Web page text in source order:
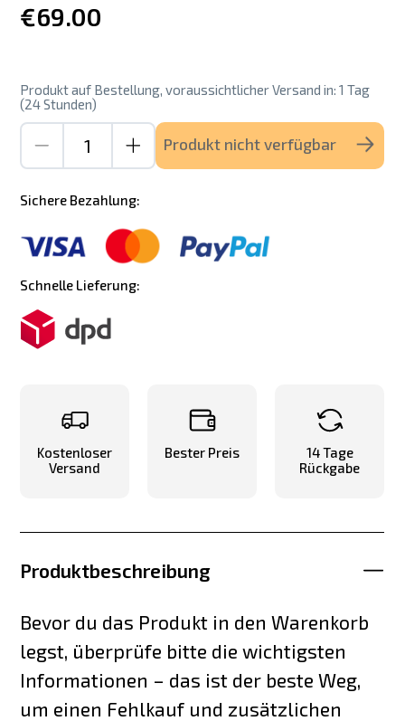
€69.00
Produkt auf Bestellung, voraussichtlicher Versand in: 1 Tag
(24 Stunden)
Produkt nicht verfügbar
Sichere Bezahlung:
Schnelle Lieferung:
Kostenloser
Versand
Bester Preis
14 Tage
Rückgabe
Produktbeschreibung
Bevor du das Produkt in den Warenkorb
legst, überprüfe bitte die wichtigsten
Informationen – das ist der beste Weg,
um einen Fehlkauf und zusätzlichen